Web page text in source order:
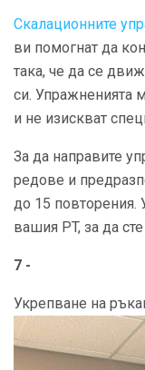
Скалационните
ви помогнат да
така, че да се
си. Упражненията
и не изискват
За да направите
редове и
до 15 повторения.
вашия PT, за да
7 -
Укрепване на